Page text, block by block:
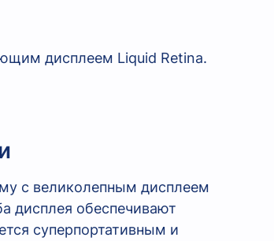
дисплеем Liquid Retina.
с великолепным дисплеем
дисплея обеспечивают
суперпортативным и